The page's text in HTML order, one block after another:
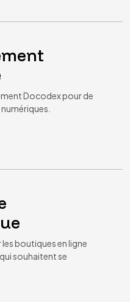
Docodex pour de
boutiques en ligne
souhaitent se